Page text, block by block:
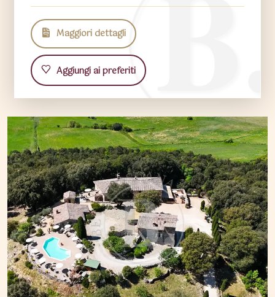
Maggiori dettagli
Aggiungi ai preferiti